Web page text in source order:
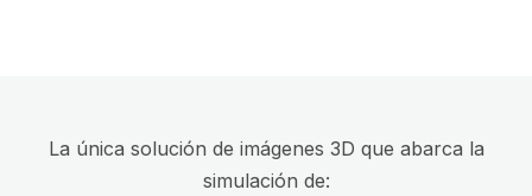
La única solución de imágenes 3D que abarca la
simulación de: